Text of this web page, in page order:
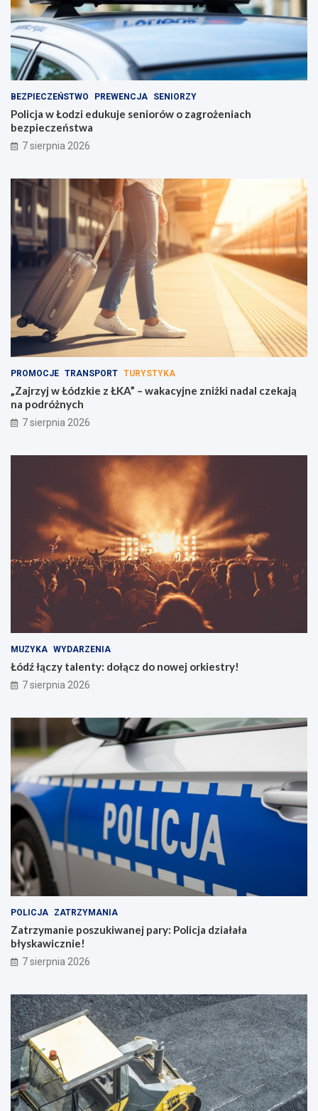
BEZPIECZEŃSTWO PREWENCJA SENIORZY
Policja w Łodzi edukuje seniorów o zagrożeniach
bezpieczeństwa
7 sierpnia 2026
PROMOCJE TRANSPORT TURYSTYKA
„Zajrzyj w Łódzkie z ŁKA” – wakacyjne zniżki nadal czekają
na podróżnych
7 sierpnia 2026
MUZYKA WYDARZENIA
Łódź łączy talenty: dołącz do nowej orkiestry!
7 sierpnia 2026
POLICJA ZATRZYMANIA
Zatrzymanie poszukiwanej pary: Policja działała
błyskawicznie!
7 sierpnia 2026